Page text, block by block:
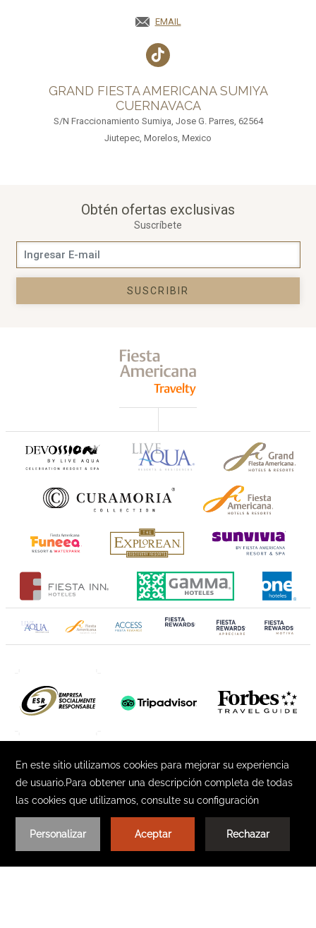
EMAIL
GRAND FIESTA AMERICANA SUMIYA
CUERNAVACA
S/N Fraccionamiento Sumiya, Jose G. Parres, 62564
Jiutepec, Morelos, Mexico
Obtén ofertas exclusivas
Suscríbete
SUSCRIBIR